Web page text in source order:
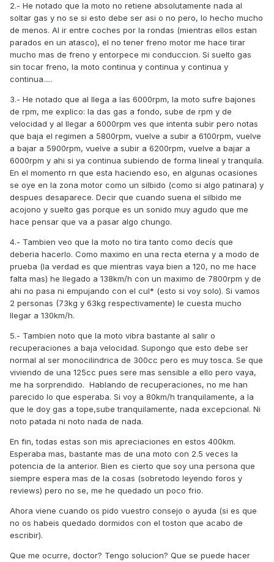
2.- He notado que la moto no retiene absolutamente nada al
soltar gas y no se si esto debe ser asi o no pero, lo hecho mucho
de menos. Al ir entre coches por la rondas (mientras ellos estan
parados en un atasco), el no tener freno motor me hace tirar
mucho mas de freno y entorpece mi conduccion. Si suelto gas
sin tocar freno, la moto continua y continua y continua y
continua.....
3.- He notado que al llega a las 6000rpm, la moto sufre bajones
de rpm, me explico: la das gas a fondo, sube de rpm y de
velocidad y al llegar a 6000rpm ves que intenta subir pero notas
que baja el regimen a 5800rpm, vuelve a subir a 6100rpm, vuelve
a bajar a 5900rpm, vuelve a subir a 6200rpm, vuelve a bajar a
6000rpm y ahi si ya continua subiendo de forma lineal y tranquila.
En el momento rn que esta haciendo eso, en algunas ocasiones
se oye en la zona motor como un silbido (como si algo patinara) y
despues desaparece. Decir que cuando suena el silbido me
acojono y suelto gas porque es un sonido muy agudo que me
hace pensar que va a pasar algo chungo.
4.- Tambien veo que la moto no tira tanto como decís que
deberia hacerlo. Como maximo en una recta eterna y a modo de
prueba (la verdad es que mientras vaya bien a 120, no me hace
falta mas) he llegado a 138km/h con un maximo de 7800rpm y de
ahi no pasa ni empujando con el cul* (esto si voy solo). Si vamos
2 personas (73kg y 63kg respectivamente) le cuesta mucho
llegar a 130km/h.
5.- Tambien noto que la moto vibra bastante al salir o
recuperaciones a baja velocidad. Supongo que esto debe ser
normal al ser monocilindrica de 300cc pero es muy tosca. Se que
viviendo de una 125cc pues sere mas sensible a ello pero vaya,
me ha sorprendido. Hablando de recuperaciones, no me han
parecido lo que esperaba. Si voy a 80km/h tranquilamente, a la
que le doy gas a tope,sube tranquilamente, nada excepcional. Ni
noto patada ni noto nada de nada.
En fin, todas estas son mis apreciaciones en estos 400km.
Esperaba mas, bastante mas de una moto con 2.5 veces la
potencia de la anterior. Bien es cierto que soy una persona que
siempre espera mas de la cosas (sobretodo leyendo foros y
reviews) pero no se, me he quedado un poco frio.
Ahora viene cuando os pido vuestro consejo o ayuda (si es que
no os habeis quedado dormidos con el toston que acabo de
escribir).
Que me ocurre, doctor? Tengo solucion? Que se puede hacer